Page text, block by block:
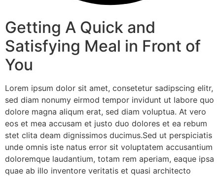
Getting A Quick and
Satisfying Meal in Front of
You
Lorem ipsum dolor sit amet, consetetur sadipscing elitr,
sed diam nonumy eirmod tempor invidunt ut labore quo
dolore magna aliqum erat, sed diam voluptua. At vero
eos et mea accusam et justo duo dolores et ea rebum
stet clita deam dignissimos ducimus.Sed ut perspiciatis
unde omnis iste natus error sit voluptatem accusantium
doloremque laudantium, totam rem aperiam, eaque ipsa
quae ab illo inventore veritatis et quasi architecto